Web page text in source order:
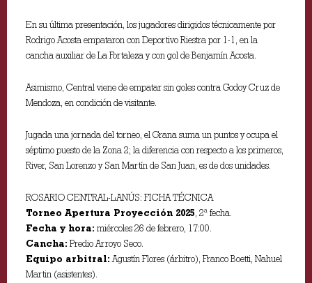
En su última presentación, los jugadores dirigidos técnicamente por
Rodrigo Acosta empataron con Deportivo Riestra por 1-1, en la
cancha auxiliar de La Fortaleza y con gol de Benjamín Acosta.
Asimismo, Central viene de empatar sin goles contra Godoy Cruz de
Mendoza, en condición de visitante.
Jugada una jornada del torneo, el Grana suma un puntos y ocupa el
séptimo puesto de la Zona 2; la diferencia con respecto a los primeros,
River, San Lorenzo y San Martín de San Juan, es de dos unidades.
ROSARIO CENTRAL-LANÚS: FICHA TÉCNICA
Torneo Apertura Proyección 2025, 2ª fecha.
Fecha y hora: miércoles 26 de febrero, 17:00.
Cancha: Predio Arroyo Seco.
Equipo arbitral: Agustín Flores (árbitro), Franco Boetti, Nahuel
Martin (asistentes).